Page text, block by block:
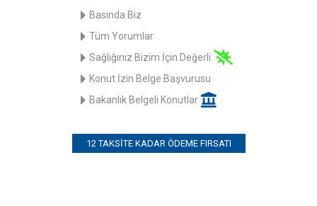
Basında Biz
Tüm Yorumlar
Sağlığınız Bizim İçin Değerli
Konut İzin Belge Başvurusu
Bakanlık Belgeli Konutlar
12 TAKSITE KADAR ÖDEME FIRSATI